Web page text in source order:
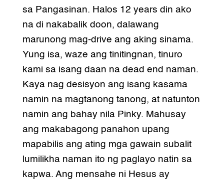
sa Pangasinan. Halos 12 years din ako
na di nakabalik doon, dalawang
marunong mag-drive ang aking sinama.
Yung isa, waze ang tinitingnan, tinuro
kami sa isang daan na dead end naman.
Kaya nag desisyon ang isang kasama
namin na magtanong tanong, at natunton
namin ang bahay nila Pinky. Mahusay
ang makabagong panahon upang
mapabilis ang ating mga gawain subalit
lumilikha naman ito ng paglayo natin sa
kapwa. Ang mensahe ni Hesus ay